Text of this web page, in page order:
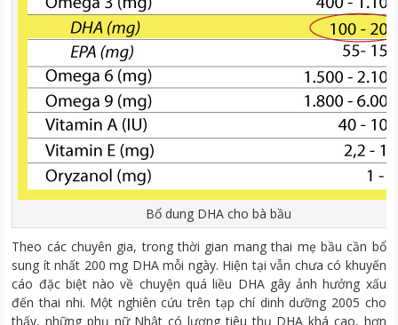
Bổ dung DHA cho bà bầu
Theo các chuyên gia, trong thời gian mang thai mẹ bầu cần bổ
sung ít nhất 200 mg DHA mỗi ngày. Hiện tại vẫn chưa có khuyến
cáo đặc biệt nào về chuyện quá liều DHA gây ảnh hưởng xấu
đến thai nhi. Một nghiên cứu trên tạp chí dinh dưỡng 2005 cho
thấy, những phụ nữ Nhật có lượng tiêu thụ DHA khá cao, hơn